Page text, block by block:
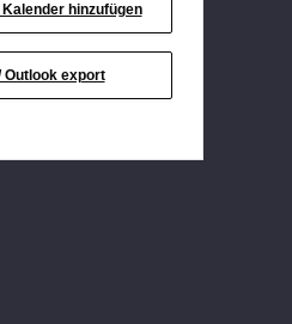
Kalender hinzufügen
Outlook export